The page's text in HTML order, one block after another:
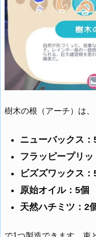
樹木の根（アーチ）は、
ニューバックス：
フラッピープリッ
ビズズワックス：
原始オイル：5個
天然ハチミツ：2